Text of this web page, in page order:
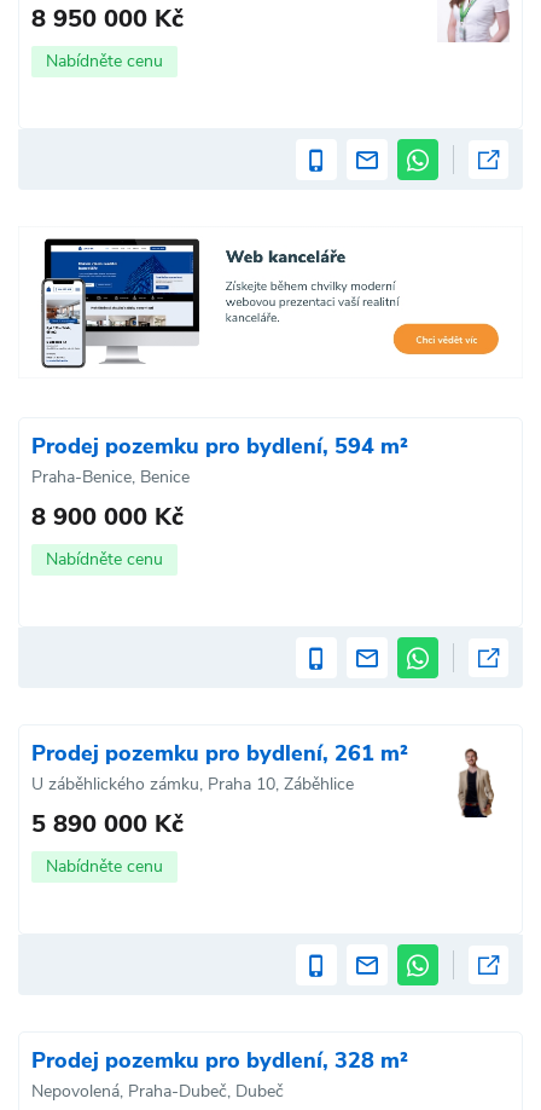
8 950 000 Kč
Nabídněte cenu
Prodej pozemku pro bydlení, 594 m²
Praha-Benice, Benice
8 900 000 Kč
Nabídněte cenu
Prodej pozemku pro bydlení, 261 m²
U záběhlického zámku, Praha 10, Záběhlice
5 890 000 Kč
Nabídněte cenu
Prodej pozemku pro bydlení, 328 m²
Nepovolená, Praha-Dubeč, Dubeč